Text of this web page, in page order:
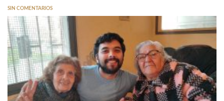
SIN COMENTARIOS